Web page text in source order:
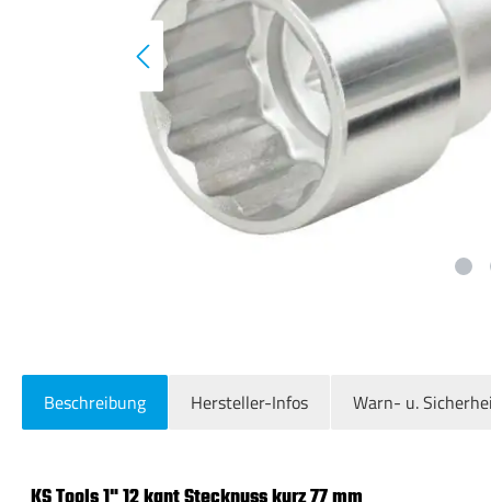
Beschreibung Hersteller-Infos Warn- u.
KS Tools 1" 12 kant Stecknuss kurz 77 mm